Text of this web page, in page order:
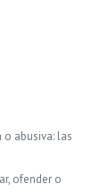
abusiva: las
ofender o